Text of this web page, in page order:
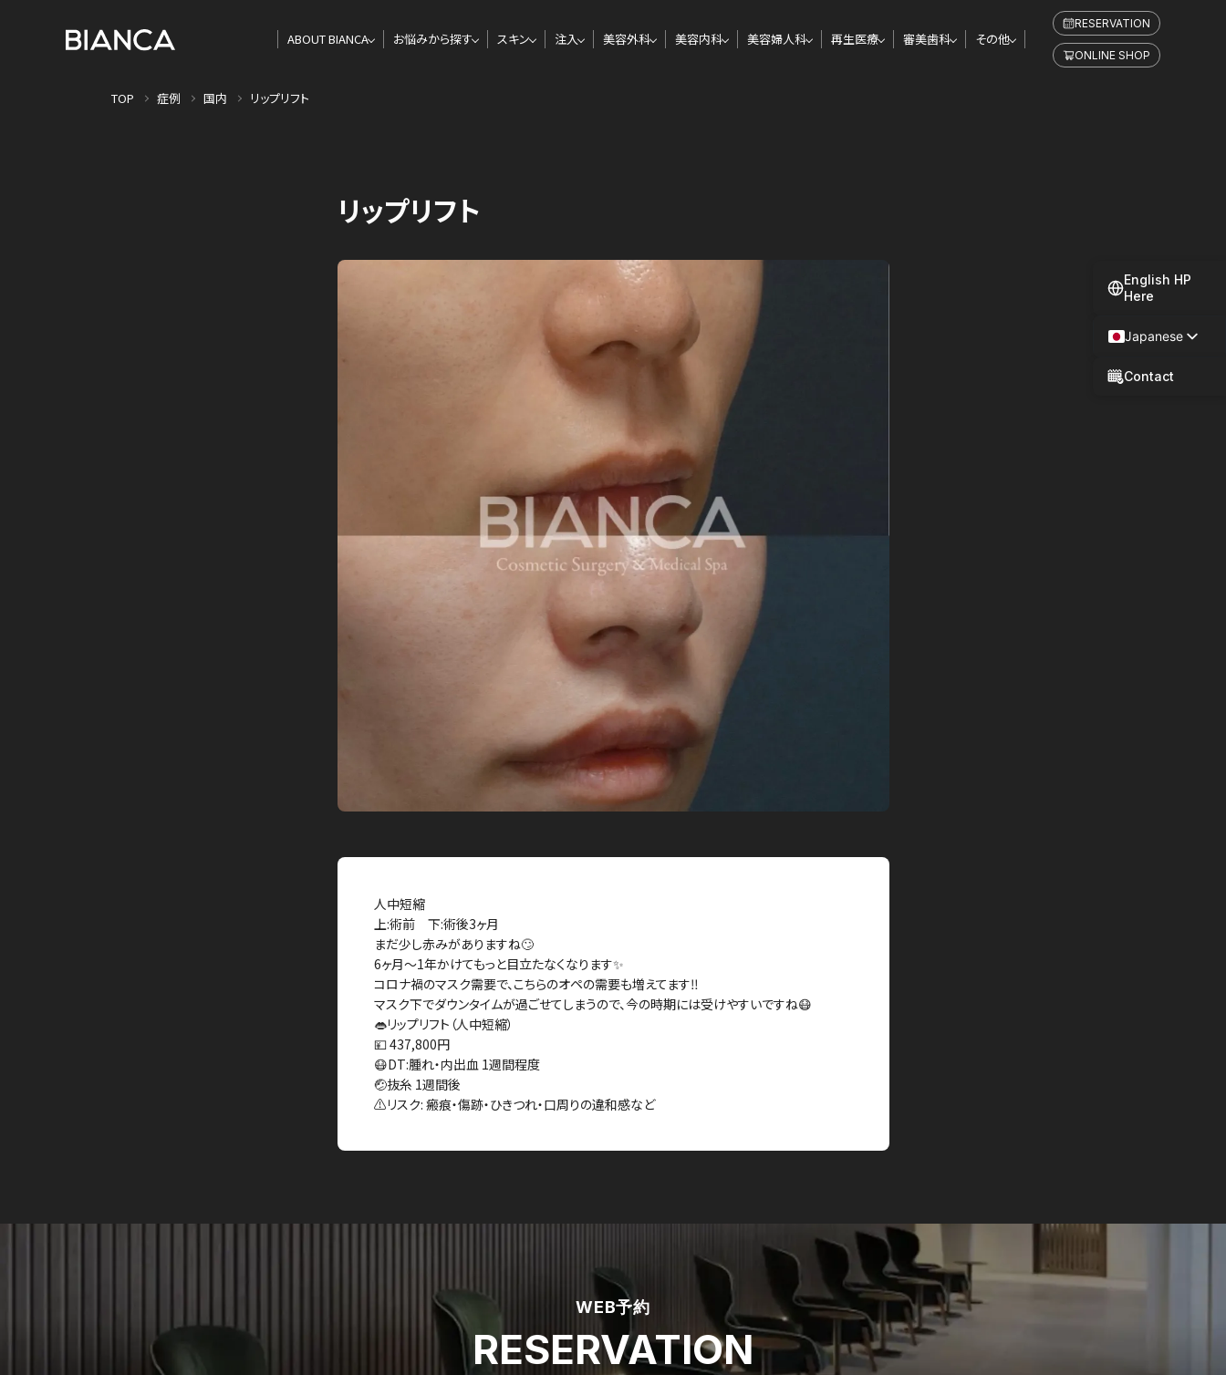
ABOUT BIANCA お悩みから探す スキン 注入 美容外科 美容内科 美容婦人科 再生医療 審美歯科 その他
RESERVATION
ONLINE SHOP
TOP 症例 国内 リップリフト
リップリフト
人中短縮
上:術前 下:術後3ヶ月
まだ少し赤みがありますね🙄
6ヶ月〜1年かけてもっと目立たなくなります✨
コロナ禍のマスク需要で、こちらのオペの需要も増えてます‼️
マスク下でダウンタイムが過ごせてしまうので、今の時期には受けやすいですね😷
👄リップリフト（人中短縮）
💴 437,800円
😷DT:腫れ・内出血 1週間程度
🤕抜糸 1週間後
⚠️リスク: 瘢痕・傷跡・ひきつれ・口周りの違和感など
WEB予約
RESERVATION
English HP
Here
Japanese
Contact